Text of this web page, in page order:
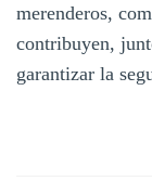
merenderos,
contribuyen,
garantizar la